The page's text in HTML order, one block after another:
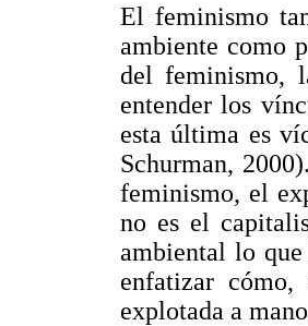
El feminismo
ambiente como
del feminismo,
entender los
esta última es
Schurman,
feminismo, el
no es el
ambiental lo
enfatizar
explotada a